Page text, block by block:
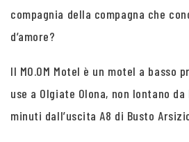
compagnia della compagna che
d’amore?
Il MO.OM Motel è un motel a basso
use a Olgiate Olona, non lontano
minuti dall’uscita A8 di Busto